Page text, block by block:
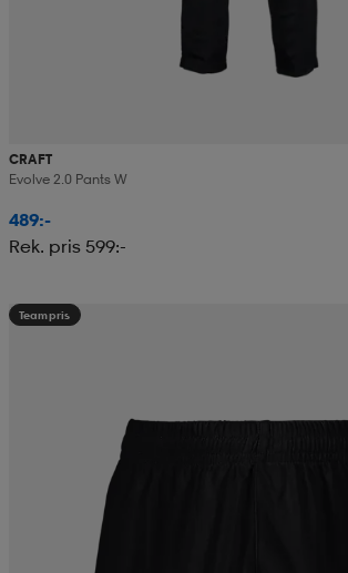
CRAFT
Evolve 2.0 Pants W
489:-
Rek. pris 599:-
Teampris